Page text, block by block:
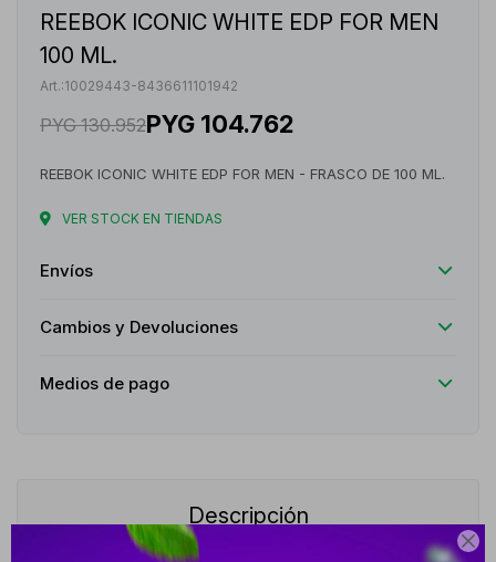

REEBOK ICONIC WHITE EDP FOR MEN
100 ML.
10029443-8436611101942
PYG 130.952PYG 104.762
REEBOK ICONIC WHITE EDP FOR MEN - FRASCO DE 100 ML.
VER STOCK EN TIENDAS
Envíos
Cambios y Devoluciones
Medios de pago
Descripción